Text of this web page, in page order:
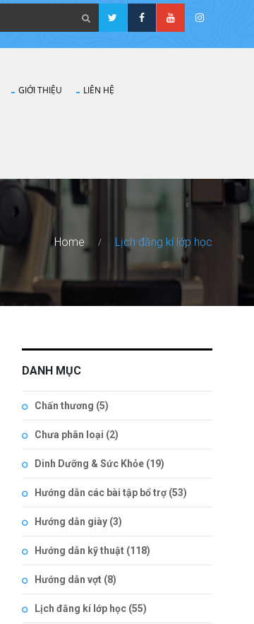
GIỚI THIỆU LIÊN HỆ
Home Lịch đăng kí lớp học
DANH MỤC
Chấn thương (5)
Chưa phân loại (2)
Dinh Dưỡng & Sức Khỏe (19)
Hướng dẫn các bài tập bổ trợ (53)
Hướng dẫn giày (3)
Hướng dẫn kỹ thuật (118)
Hướng dẫn vợt (8)
Lịch đăng kí lớp học (55)